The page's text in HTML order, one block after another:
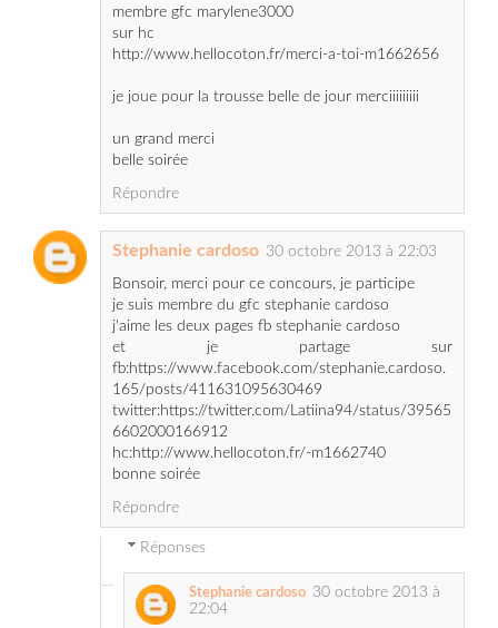
je joue pour la trousse belle de jour merciiiiiiiii
un grand merci
Bonsoir, merci pour ce concours, je participe
je suis membre du gfc stephanie cardoso
j'aime les deux pages fb stephanie cardoso
fb:https://www.facebook.com/stephanie.cardoso.
165/posts/411631095630469
twitter:https://twitter.com/Latiina94/status/39565
6602000166912
hc:http://www.hellocoton.fr/-m1662740
bonne soirée
Répondre
Réponses